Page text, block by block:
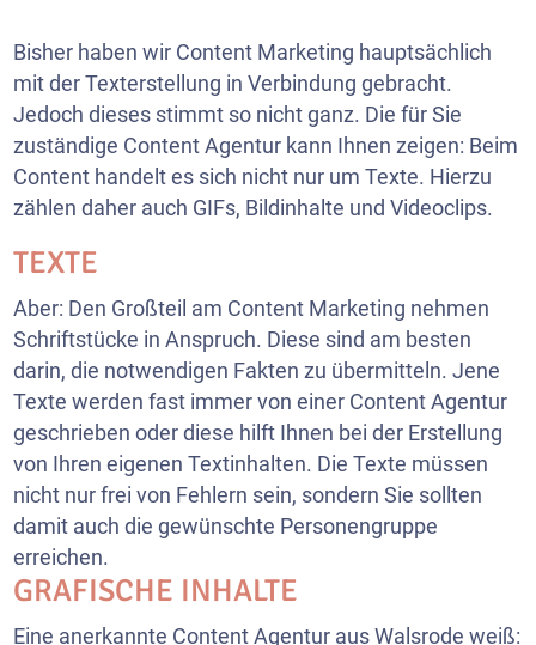
Bisher haben wir Content Marketing hauptsächlich
mit der Texterstellung in Verbindung gebracht.
Jedoch dieses stimmt so nicht ganz. Die für Sie
zuständige Content Agentur kann Ihnen zeigen: Beim
Content handelt es sich nicht nur um Texte. Hierzu
zählen daher auch GIFs, Bildinhalte und Videoclips.
TEXTE
Aber: Den Großteil am Content Marketing nehmen
Schriftstücke in Anspruch. Diese sind am besten
darin, die notwendigen Fakten zu übermitteln. Jene
Texte werden fast immer von einer Content Agentur
geschrieben oder diese hilft Ihnen bei der Erstellung
von Ihren eigenen Textinhalten. Die Texte müssen
nicht nur frei von Fehlern sein, sondern Sie sollten
damit auch die gewünschte Personengruppe
erreichen.
GRAFISCHE INHALTE
Eine anerkannte Content Agentur aus Walsrode weiß: